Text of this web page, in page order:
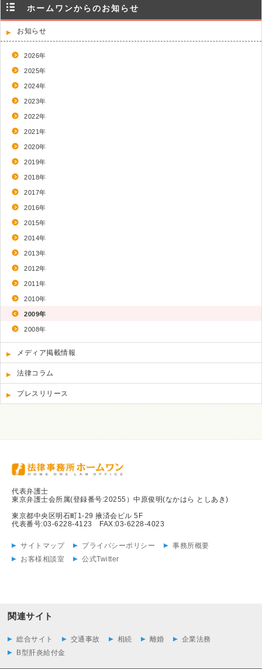
ホームワンからのお知らせ
お知らせ
2026年
2025年
2024年
2023年
2022年
2021年
2020年
2019年
2018年
2017年
2016年
2015年
2014年
2013年
2012年
2011年
2010年
2009年
2008年
メディア掲載情報
法律コラム
プレスリリース
代表弁護士
東京弁護士会所属(登録番号:20255）中原俊明(なかはら としあき)
東京都中央区明石町1-29 掖済会ビル 5F
代表番号:03-6228-4123 FAX:03-6228-4023
サイトマップ プライバシーポリシー
事務所概要
お客様相談室
公式Twitter
関連サイト
総合サイト 交通事故 相続 離婚
企業法務
B型肝炎給付金